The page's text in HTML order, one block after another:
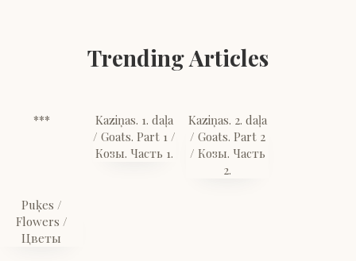
Trending Articles
***
Kaziņas. 1. daļa
/ Goats. Part 1 /
Козы. Часть 1.
Kaziņas. 2. daļa
/ Goats. Part 2
/ Козы. Часть
2.
Puķes /
Flowers /
Цветы